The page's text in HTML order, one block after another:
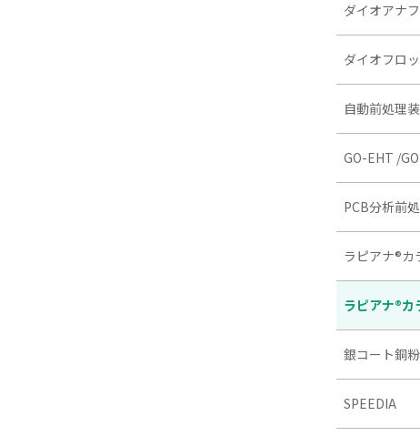
ダイオアナ
ダイオフロ
自動前処理
GO-EHT /
PCB分析前
ラピアナ®カ
ラピアナ®カ
銀コート銅
SPEEDIA